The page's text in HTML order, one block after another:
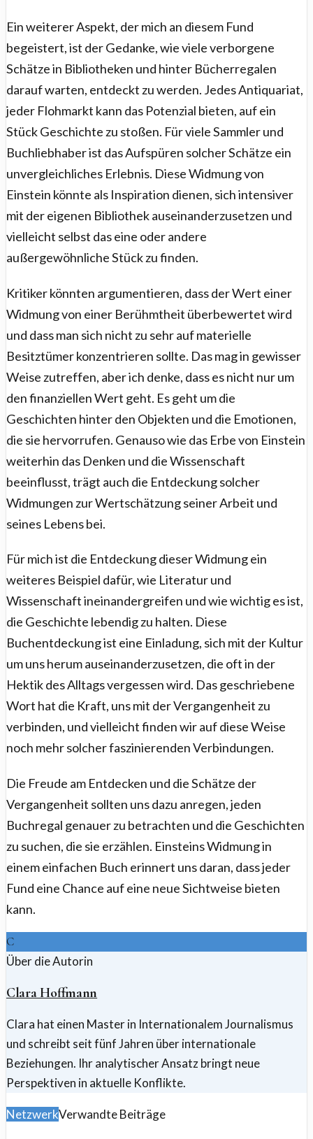
Ein weiterer Aspekt, der mich an diesem Fund
begeistert, ist der Gedanke, wie viele verborgene
Schätze in Bibliotheken und hinter Bücherregalen
darauf warten, entdeckt zu werden. Jedes Antiquariat,
jeder Flohmarkt kann das Potenzial bieten, auf ein
Stück Geschichte zu stoßen. Für viele Sammler und
Buchliebhaber ist das Aufspüren solcher Schätze ein
unvergleichliches Erlebnis. Diese Widmung von
Einstein könnte als Inspiration dienen, sich intensiver
mit der eigenen Bibliothek auseinanderzusetzen und
vielleicht selbst das eine oder andere
außergewöhnliche Stück zu finden.
Kritiker könnten argumentieren, dass der Wert einer
Widmung von einer Berühmtheit überbewertet wird
und dass man sich nicht zu sehr auf materielle
Besitztümer konzentrieren sollte. Das mag in gewisser
Weise zutreffen, aber ich denke, dass es nicht nur um
den finanziellen Wert geht. Es geht um die
Geschichten hinter den Objekten und die Emotionen,
die sie hervorrufen. Genauso wie das Erbe von Einstein
weiterhin das Denken und die Wissenschaft
beeinflusst, trägt auch die Entdeckung solcher
Widmungen zur Wertschätzung seiner Arbeit und
seines Lebens bei.
Für mich ist die Entdeckung dieser Widmung ein
weiteres Beispiel dafür, wie Literatur und
Wissenschaft ineinandergreifen und wie wichtig es ist,
die Geschichte lebendig zu halten. Diese
Buchentdeckung ist eine Einladung, sich mit der Kultur
um uns herum auseinanderzusetzen, die oft in der
Hektik des Alltags vergessen wird. Das geschriebene
Wort hat die Kraft, uns mit der Vergangenheit zu
verbinden, und vielleicht finden wir auf diese Weise
noch mehr solcher faszinierenden Verbindungen.
Die Freude am Entdecken und die Schätze der
Vergangenheit sollten uns dazu anregen, jeden
Buchregal genauer zu betrachten und die Geschichten
zu suchen, die sie erzählen. Einsteins Widmung in
einem einfachen Buch erinnert uns daran, dass jeder
Fund eine Chance auf eine neue Sichtweise bieten
kann.
C
Über die Autorin
Clara Hoffmann
Clara hat einen Master in Internationalem Journalismus
und schreibt seit fünf Jahren über internationale
Beziehungen. Ihr analytischer Ansatz bringt neue
Perspektiven in aktuelle Konflikte.
NetzwerkVerwandte Beiträge